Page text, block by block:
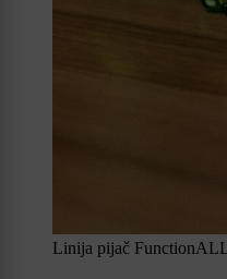
Linija pijač FunctionALL